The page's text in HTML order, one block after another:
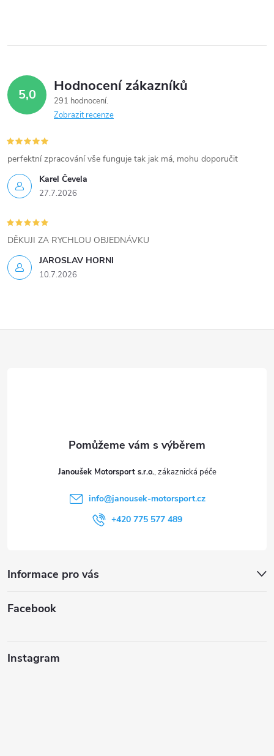
5,0 Hodnocení zákazníků
291 hodnocení
Zobrazit recenze
Karel Čevela
27.7.2026
perfektní zpracování vše funguje tak jak má, mohu doporučit
JAROSLAV HORNI
10.7.2026
DĚKUJI ZA RYCHLOU OBJEDNÁVKU
Janoušek Motorsport s.r.o.
info@janousek-motorsport.cz
+420 775 577 489
Informace pro vás
Facebook
Instagram